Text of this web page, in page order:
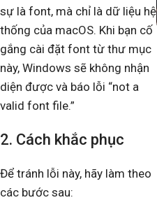
sự là font, mà chỉ là dữ liệu hệ
thống của macOS. Khi bạn cố
gắng cài đặt font từ thư mục
này, Windows sẽ không nhận
diện được và báo lỗi “not a
valid font file.”
2. Cách khắc phục
Để tránh lỗi này, hãy làm theo
các bước sau: